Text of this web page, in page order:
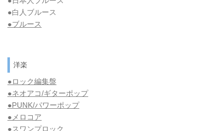
●白人ブルース
●ブルース
洋楽
●ロック編集盤
●ネオアコ/ギターポップ
●PUNK/パワーポップ
●メロコア
●スワンプロック